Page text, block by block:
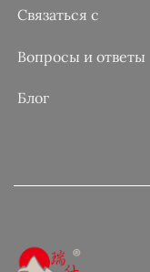
Связаться с
Вопросы и ответы
Блог